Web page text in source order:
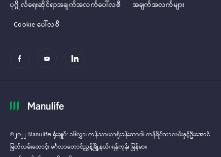
ပုဂ္ဂိုလ်‌‌‌‌ရေးဆိုင်ရာအချက်အလက်ပေါ်လစီ
အချက်အလက်များ
Cookie ပေါ်လစီ
©၂၀၂၂ Manulife၊ ရုံးချုပ်: ၁၆လွှာ၊ ကန်သာယာရုံးခန်းတာ၀ါ၊ ကန်ရိပ်သာလမ်းနှင့်ဦးအောင်
မြတ်လမ်း‌‌ထောင့်၊ မင်္ဂလာတောင်ညွန့်မြို့နယ်၊ ရန်ကုန်၊ မြန်မာ။